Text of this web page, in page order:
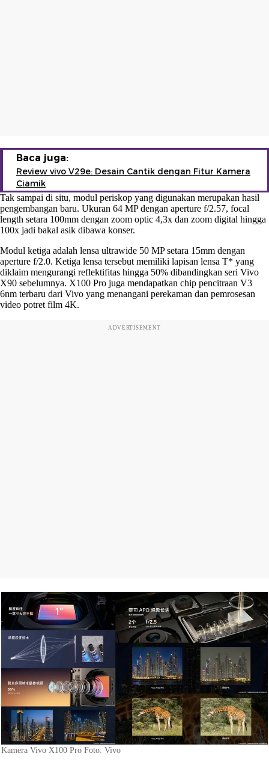
Baca juga:
Review vivo V29e: Desain Cantik dengan Fitur Kamera
Ciamik
Tak sampai di situ, modul periskop yang digunakan merupakan hasil
pengembangan baru. Ukuran 64 MP dengan aperture f/2.57, focal
length setara 100mm dengan zoom optic 4,3x dan zoom digital hingga
100x jadi bakal asik dibawa konser.
Modul ketiga adalah lensa ultrawide 50 MP setara 15mm dengan
aperture f/2.0. Ketiga lensa tersebut memiliki lapisan lensa T* yang
diklaim mengurangi reflektifitas hingga 50% dibandingkan seri Vivo
X90 sebelumnya. X100 Pro juga mendapatkan chip pencitraan V3
6nm terbaru dari Vivo yang menangani perekaman dan pemrosesan
video potret film 4K.
ADVERTISEMENT
Kamera Vivo X100 Pro Foto: Vivo